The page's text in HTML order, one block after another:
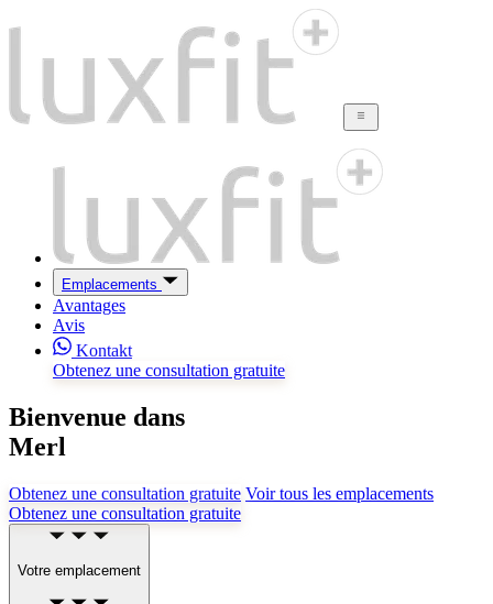
Emplacements
Avantages
Avis
Kontakt
Obtenez une consultation gratuite
Bienvenue dans
Merl
Obtenez une consultation gratuite Voir tous les emplacements
Obtenez une consultation gratuite
Votre emplacement